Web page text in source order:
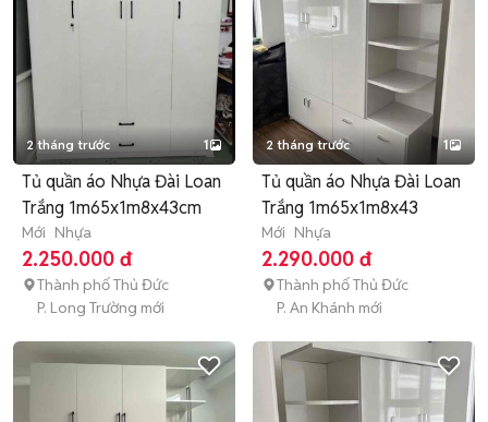
2 tháng trước 1
Tủ quần áo Nhựa Đài Loan
Trắng 1m65x1m8x43cm
Mới Nhựa
2.250.000 đ
Thành phố Thủ Đức
P. Long Trường mới
2 tháng trước 1
Tủ quần áo Nhựa Đài Loan
Trắng 1m65x1m8x43
Mới Nhựa
2.290.000 đ
Thành phố Thủ Đức
P. An Khánh mới